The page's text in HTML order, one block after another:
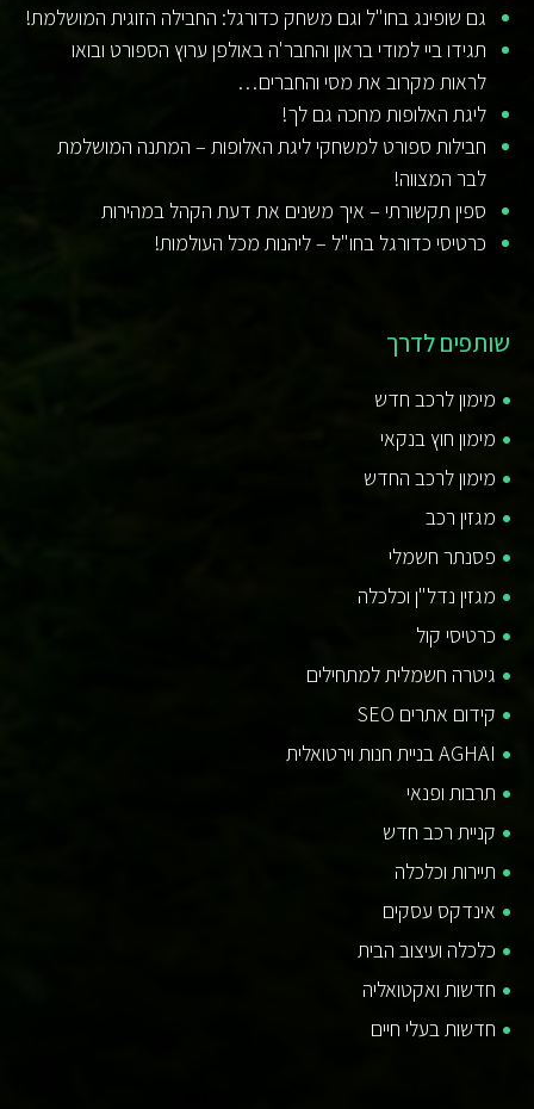
גם שופינג בחו"ל וגם משחק כדורגל: החבילה הזוגית המושלמת!
תגידו ביי למודי בראון והחבר'ה באולפן ערוץ הספורט ובואו
לראות מקרוב את מסי והחברים…
ליגת האלופות מחכה גם לך!
חבילות ספורט למשחקי ליגת האלופות – המתנה המושלמת
לבר המצווה!
ספין תקשורתי – איך משנים את דעת הקהל במהירות
כרטיסי כדורגל בחו"ל – ליהנות מכל העולמות!
שותפים לדרך
מימון לרכב חדש
מימון חוץ בנקאי
מימון לרכב החדש
מגזין רכב
פסנתר חשמלי
מגזין נדל"ן וכלכלה
כרטיסי קול
גיטרה חשמלית למתחילים
קידום אתרים SEO
AGHAI בניית חנות וירטואלית
תרבות ופנאי
קניית רכב חדש
תיירות וכלכלה
אינדקס עסקים
כלכלה ועיצוב הבית
חדשות ואקטואליה
חדשות בעלי חיים